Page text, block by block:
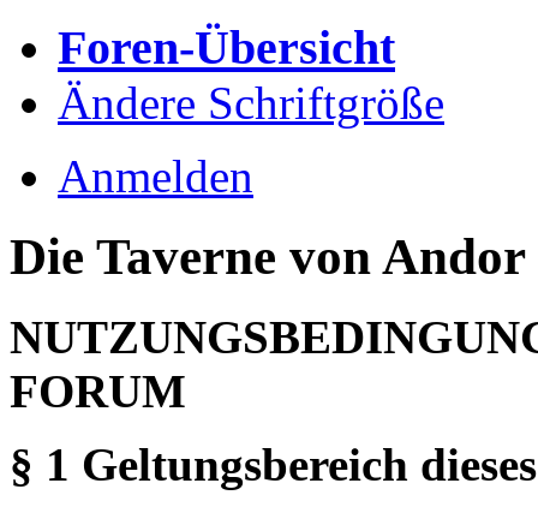
Foren-Übersicht
Ändere Schriftgröße
Anmelden
Die Taverne von
FORUM
§ 1 Geltungsbereich